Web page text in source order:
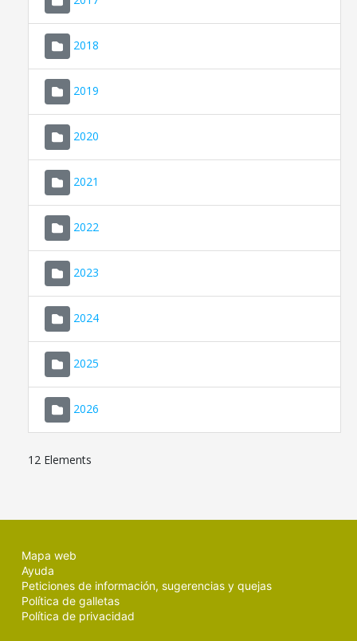
2018
2019
2020
2021
2022
2023
2024
2025
2026
12 Elements
Mapa web
Ayuda
Peticiones de información, sugerencias y quejas
Política de galletas
Política de privacidad